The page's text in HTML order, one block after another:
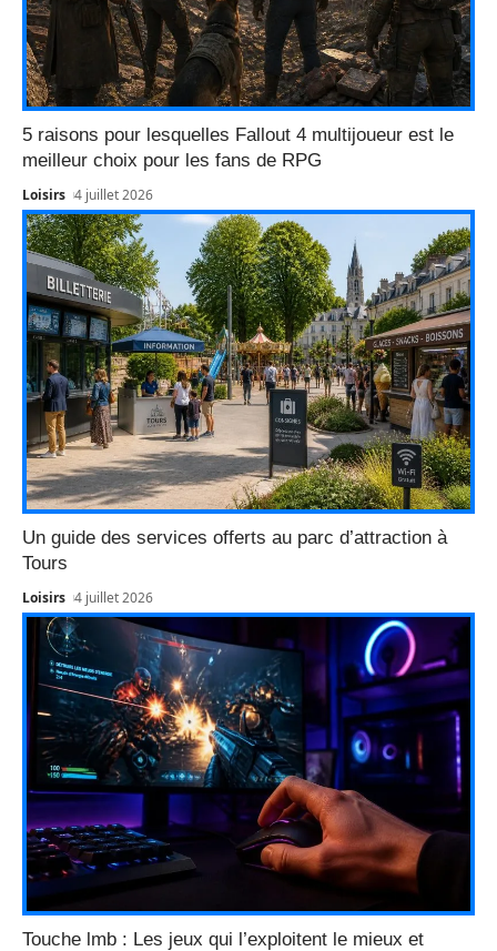
5 raisons pour lesquelles Fallout 4 multijoueur est le
meilleur choix pour les fans de RPG
Loisirs 4 juillet 2026
Un guide des services offerts au parc d’attraction à
Tours
Loisirs 4 juillet 2026
Touche lmb : Les jeux qui l’exploitent le mieux et